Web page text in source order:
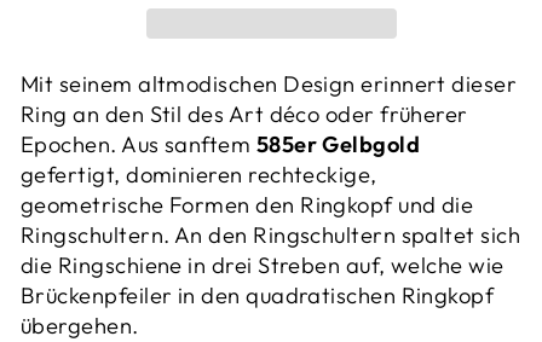
Mit seinem altmodischen Design erinnert dieser
Ring an den Stil des Art déco oder früherer
Epochen. Aus sanftem 585er Gelbgold
gefertigt, dominieren rechteckige,
geometrische Formen den Ringkopf und die
Ringschultern. An den Ringschultern spaltet sich
die Ringschiene in drei Streben auf, welche wie
Brückenpfeiler in den quadratischen Ringkopf
übergehen.